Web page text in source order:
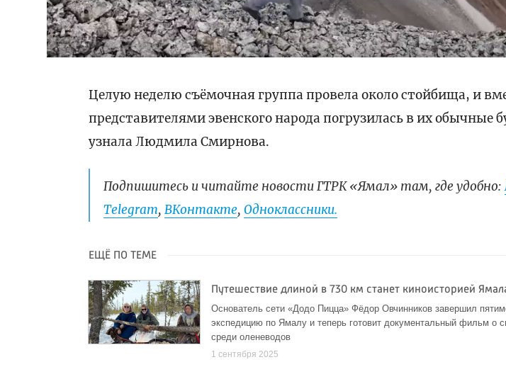
Целую неделю съёмочная группа провела около стойбища, и
представителями эвенского народа погрузилась в их обычные
узнала Людмила Смирнова.
Подпишитесь и читайте новости ГТРК «Ямал» там, где удобно:
Telegram,ВКонтакте,Одноклассники.
ЕЩЁ ПО ТЕМЕ
Путешествие длиной в 730 км станет киноисторией
Основатель сети «Додо Пицца» Фёдор Овчинников завершил
экспедицию по Ямалу и теперь готовит документальный фильм о
среди оленеводов
1 сентября 2025